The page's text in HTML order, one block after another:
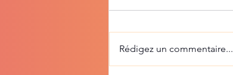
Rédigez un commentaire...